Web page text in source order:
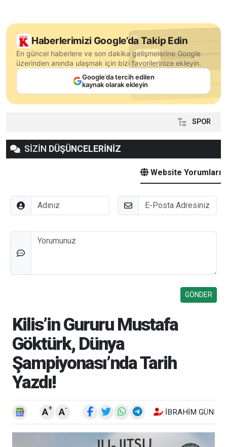
Haberlerimizi Google’da Takip Edin
En güncel haberlere ve son dakika gelişmelerine Google
üzerinden anında ulaşmak için bizi favorilerinize ekleyin.
Google’da tercih edilen
kaynak olarak ekleyin
SPOR
SİZİN DÜŞÜNCELERİNİZ
Website Yorumları
Adınız E-Posta
Düşünceleriniz
Kilis’in Gururu Mustafa
Göktürk, Dünya
Şampiyonası’nda Tarih
Yazdı!
A+ A- İBRAHIM GÜNEŞ